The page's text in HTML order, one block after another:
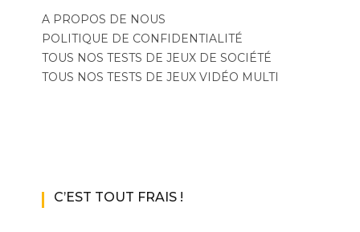
A PROPOS DE NOUS
POLITIQUE DE CONFIDENTIALITÉ
TOUS NOS TESTS DE JEUX DE SOCIÉTÉ
TOUS NOS TESTS DE JEUX VIDÉO MULTI
C’EST TOUT FRAIS !